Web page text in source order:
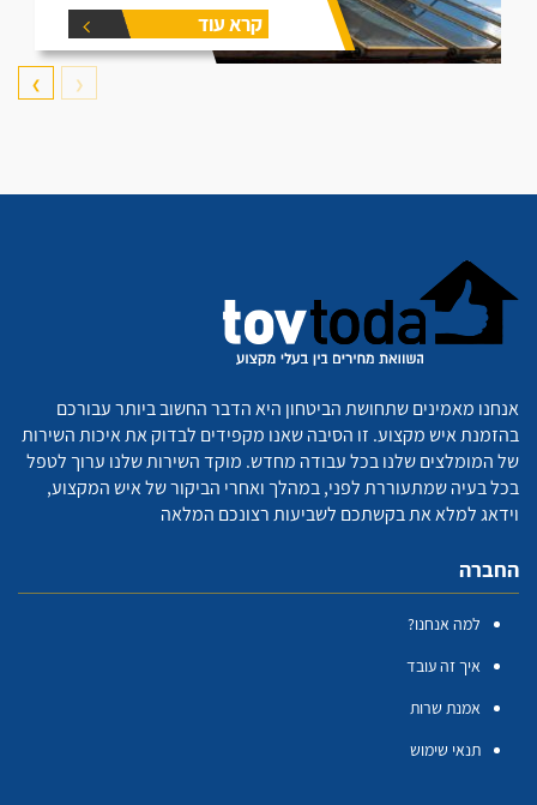
קרא עוד
❮
❯
אנחנו מאמינים שתחושת הביטחון היא הדבר החשוב ביותר עבורכם
בהזמנת איש מקצוע. זו הסיבה שאנו מקפידים לבדוק את איכות השירות
של המומלצים שלנו בכל עבודה מחדש. מוקד השירות שלנו ערוך לטפל
בכל בעיה שמתעוררת לפני, במהלך ואחרי הביקור של איש המקצוע,
וידאג למלא את בקשתכם לשביעות רצונכם המלאה
החברה
למה אנחנו?
איך זה עובד
אמנת שרות
תנאי שימוש